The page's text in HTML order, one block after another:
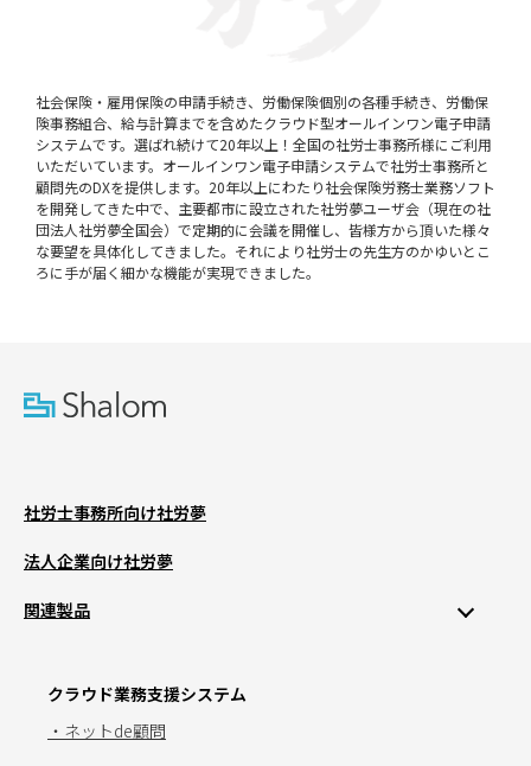
社会保険・雇用保険の申請手続き、労働保険個別の各種手続き、労働保
険事務組合、給与計算までを含めたクラウド型オールインワン電子申請
システムです。選ばれ続けて20年以上！全国の社労士事務所様にご利用
いただいています。オールインワン電子申請システムで社労士事務所と
顧問先のDXを提供します。20年以上にわたり社会保険労務士業務ソフト
を開発してきた中で、主要都市に設立された社労夢ユーザ会（現在の社
団法人社労夢全国会）で定期的に会議を開催し、皆様方から頂いた様々
な要望を具体化してきました。それにより社労士の先生方のかゆいとこ
ろに手が届く細かな機能が実現できました。
社労士事務所向け社労夢
法人企業向け社労夢
関連製品
クラウド業務支援システム
・ネットde顧問